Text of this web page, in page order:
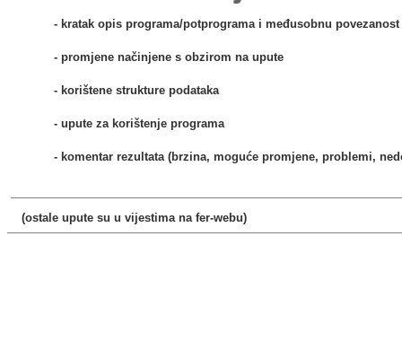
- kratak opis programa/potprograma i međusobnu povezanost
- promjene načinjene s obzirom na upute
- korištene strukture podataka
- upute za korištenje programa
- komentar rezultata (brzina, moguće promjene, problemi,
(ostale upute su u vijestima na fer-webu)